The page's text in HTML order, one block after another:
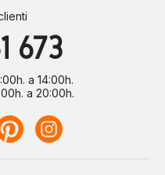
673
a 14:00h.
a 20:00h.